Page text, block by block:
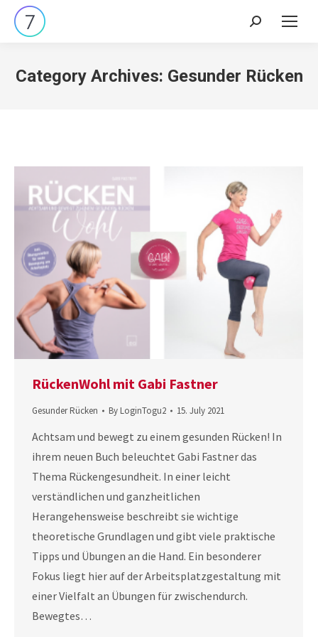
Search:
Category Archives: Gesunder Rücken
RückenWohl mit Gabi Fastner
Gesunder Rücken By LoginTogu2 15. July 2021
Achtsam und bewegt zu einem gesunden Rücken! In
ihrem neuen Buch beleuchtet Gabi Fastner das
Thema Rückengesundheit. In einer leicht
verständlichen und ganzheitlichen
Herangehensweise beschreibt sie wichtige
theoretische Grundlagen und gibt viele praktische
Tipps und Übungen an die Hand. Ein besonderer
Fokus liegt hier auf der Arbeitsplatzgestaltung mit
einer Vielfalt an Übungen für zwischendurch.
Bewegtes…